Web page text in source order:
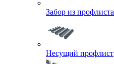
Забор из профлиста
Несущий профлист